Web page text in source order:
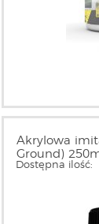
Akrylowa
Ground)
Dostępna ilość: